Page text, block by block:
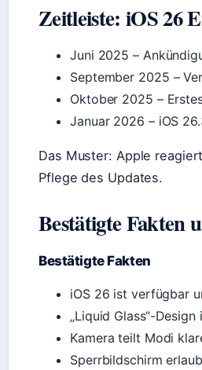
Zeitleiste: iOS 26
Juni 2025 –
September 2025 –
Oktober 2025 –
Januar 2026 – iOS
Das Muster: Apple
Pflege des Updates.
Bestätigte Fakten
Bestätigte Fakten
iOS 26 ist verfügbar
„Liquid Glass“-
Kamera teilt Modi
Sperrbildschirm